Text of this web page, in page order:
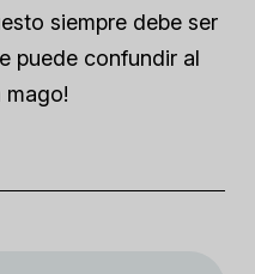
siempre debe ser
puede confundir al